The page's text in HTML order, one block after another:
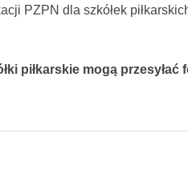
PZPN dla szkółek
piłkarskie mogą przesyłać